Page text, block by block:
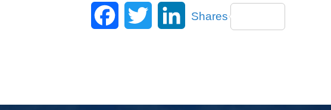
FacebookTwitter
Shares